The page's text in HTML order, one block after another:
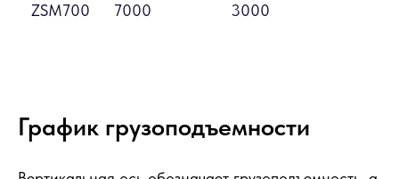
ZSM700 7000 3000
График грузоподъемности